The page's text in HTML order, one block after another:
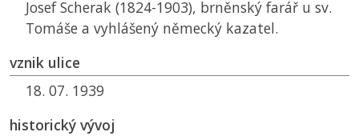
Josef Scherak (1824-1903), brněnský farář u sv.
Tomáše a vyhlášený německý kazatel.
vznik ulice
18. 07. 1939
historický vývoj